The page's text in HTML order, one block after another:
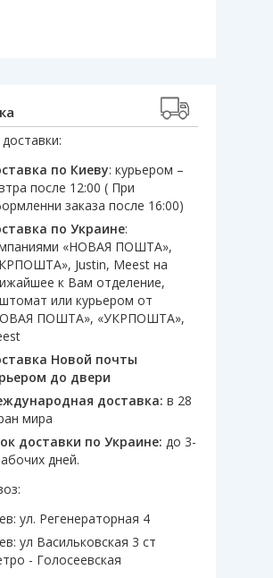
по Киеву: курьером –
после 12:00 ( При
заказа после 16:00)
по Украине:
«НОВАЯ ПОШТА»,
Justin, Meest на
к Вам отделение,
или курьером от
ПОШТА», «УКРПОШТА»,
Новой почты
до двери
доставка: в 28
мира
доставки по Украине: до 3-
дней.
ул. Регенераторная 4
ул Васильковская 3 ст
- Голосеевская